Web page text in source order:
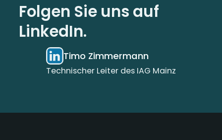
Folgen Sie uns auf
LinkedIn.
Timo Zimmermann
Technischer Leiter des IAG Mainz